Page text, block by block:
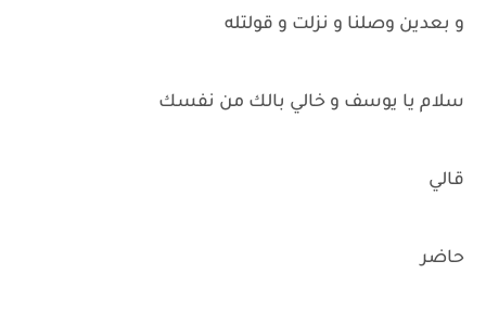
و بعدين وصلنا و نزلت و قولتله
سلام يا يوسف و خالي بالك من نفسك
قالي
حاضر